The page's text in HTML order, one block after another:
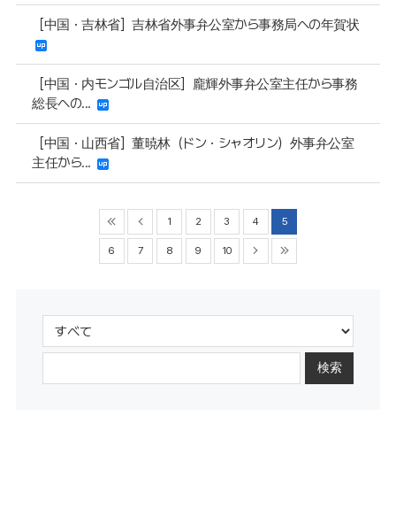
［中国・吉林省］吉林省外事弁公室から事務局への年賀状
［中国・内モンゴル自治区］龐輝外事弁公室主任から事務
総長への...
［中国・山西省］董暁林（ドン・シャオリン）外事弁公室
主任から...
1 2 3 4 5
6 7 8 9 10
検索